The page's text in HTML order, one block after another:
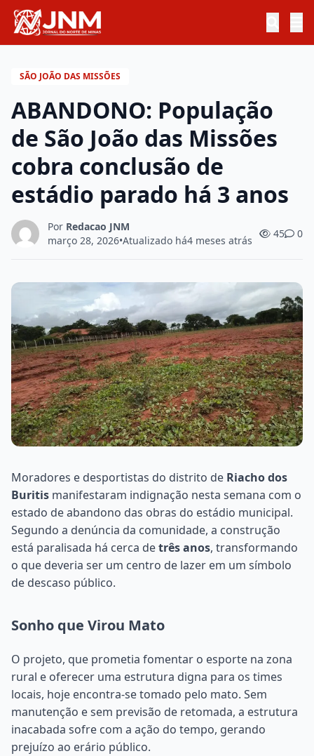
SÃO JOÃO DAS MISSÕES
ABANDONO: População
de São João das Missões
cobra conclusão de
estádio parado há 3 anos
Por Redacao JNM
março 28, 2026•Atualizado há4 meses atrás
45 0
Moradores e desportistas do distrito de Riacho dos
Buritis manifestaram indignação nesta semana com o
estado de abandono das obras do estádio municipal.
Segundo a denúncia da comunidade, a construção
está paralisada há cerca detrês anos, transformando
o que deveria ser um centro de lazer em um símbolo
de descaso público.
Sonho que Virou Mato
O projeto, que prometia fomentar o esporte na zona
rural e oferecer uma estrutura digna para os times
locais, hoje encontra-se tomado pelo mato. Sem
manutenção e sem previsão de retomada, a estrutura
inacabada sofre com a ação do tempo, gerando
prejuízo ao erário público.